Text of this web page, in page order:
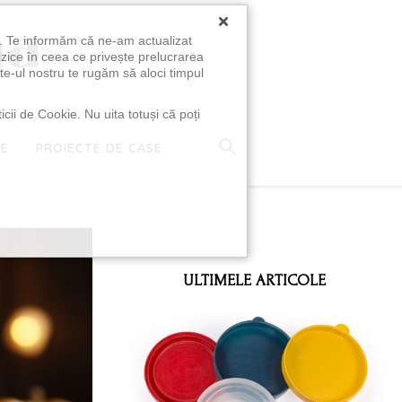
PROIECTE DE CASE
ULTIMELE ARTICOLE
×
informăm că ne-am actualizat
în ceea ce privește prelucrarea
ul nostru te rugăm să aloci timpul
de Cookie. Nu uita totuși că poți